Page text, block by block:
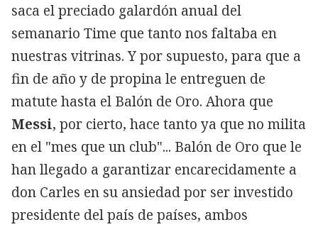
saca el preciado galardón anual del
semanario Time que tanto nos faltaba en
nuestras vitrinas. Y por supuesto, para que a
fin de año y de propina le entreguen de
matute hasta el Balón de Oro. Ahora que
Messi, por cierto, hace tanto ya que no milita
en el "mes que un club"... Balón de Oro que le
han llegado a garantizar encarecidamente a
don Carles en su ansiedad por ser investido
presidente del país de países, ambos